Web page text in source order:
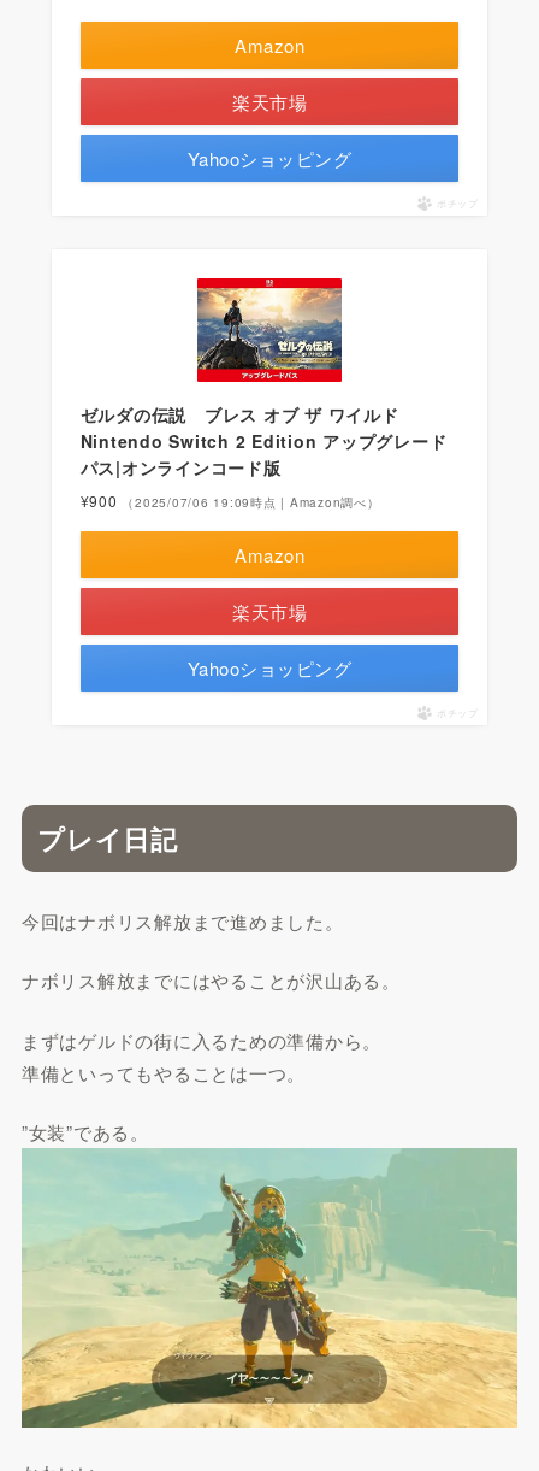
Amazon
楽天市場
Yahooショッピング
ポチップ
ゼルダの伝説 ブレス オブ ザ ワイルド
Nintendo Switch 2 Edition アップグレード
パス|オンラインコード版
¥900 （2025/07/06 19:09時点 | Amazon調べ）
Amazon
楽天市場
Yahooショッピング
ポチップ
プレイ日記
今回はナボリス解放まで進めました。
ナボリス解放までにはやることが沢山ある。
まずはゲルドの街に入るための準備から。
準備といってもやることは一つ。
”女装”である。